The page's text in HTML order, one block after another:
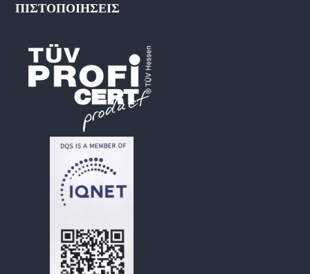
ΠΙΣΤΟΠΟΙΗΣΕΙΣ